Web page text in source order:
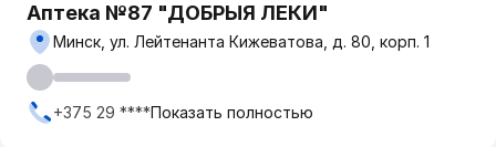
Аптека №87 "ДОБРЫЯ ЛЕКИ"
Минск, ул. Лейтенанта Кижеватова, д. 80, корп. 1
+375 29 ****Показать полностью